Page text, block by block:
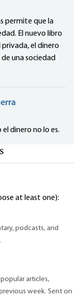
permite que la
El nuevo libro
el dinero
una sociedad
el dinero no lo es.
at least one):
podcasts, and
articles,
week. Sent on